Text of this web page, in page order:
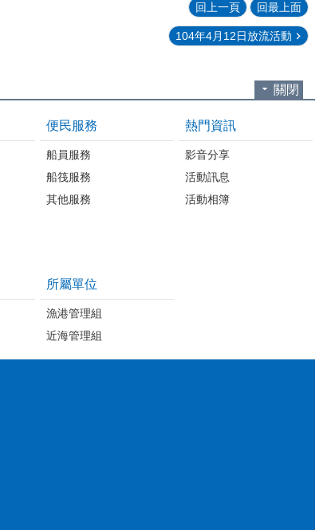
回上一頁 回最上面
104年4月12日放流活動
關閉
便民服務
船員服務
船筏服務
其他服務
熱門資訊
影音分享
活動訊息
活動相簿
所屬單位
漁港管理組
近海管理組